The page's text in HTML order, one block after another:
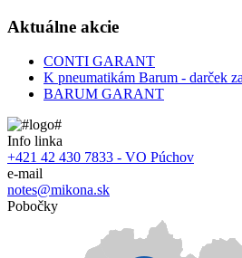
Aktuálne akcie
CONTI GARANT
K pneumatikám Barum - darček
BARUM GARANT
Info linka
+421 42 430 7833 - VO Púchov
e-mail
notes@mikona.sk
Pobočky